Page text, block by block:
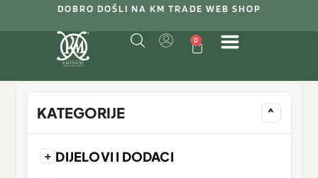
DOBRO DOŠLI NA KM TRADE WEB SHOP
0
KATEGORIJE ^
+ DIJELOVI I DODACI